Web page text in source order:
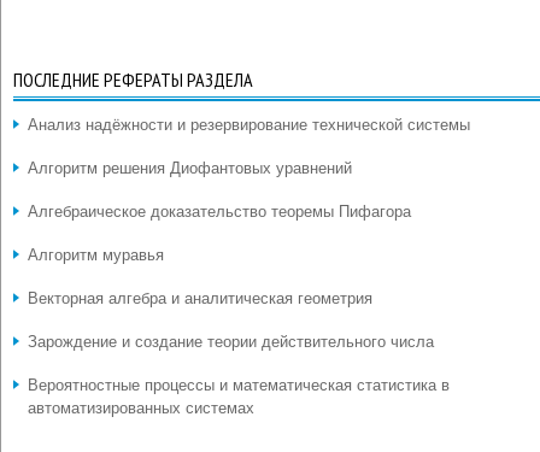
ПОСЛЕДНИЕ РЕФЕРАТЫ РАЗДЕЛА
Анализ надёжности и резервирование технической системы
Алгоритм решения Диофантовых уравнений
Алгебраическое доказательство теоремы Пифагора
Алгоритм муравья
Векторная алгебра и аналитическая геометрия
Зарождение и создание теории действительного числа
Вероятностные процессы и математическая статистика в
автоматизированных системах